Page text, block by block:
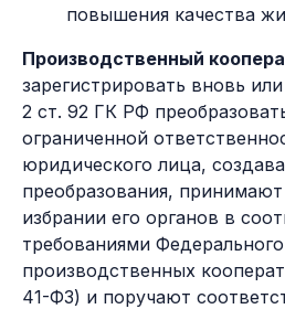
повышения качества
Производственный
зарегистрировать вновь
2 ст. 92 ГК РФ
ограниченной
юридического лица,
преобразования,
избрании его органов в
требованиями
производственных
41-ФЗ) и поручают